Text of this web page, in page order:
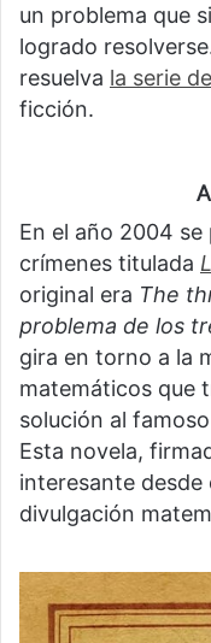
un problema que
logrado
resuelva la serie
ficción.
En el año 2004
crímenes titulada
original era The
problema de los
gira en torno a la
matemáticos que
solución al
Esta novela,
interesante desde
divulgación